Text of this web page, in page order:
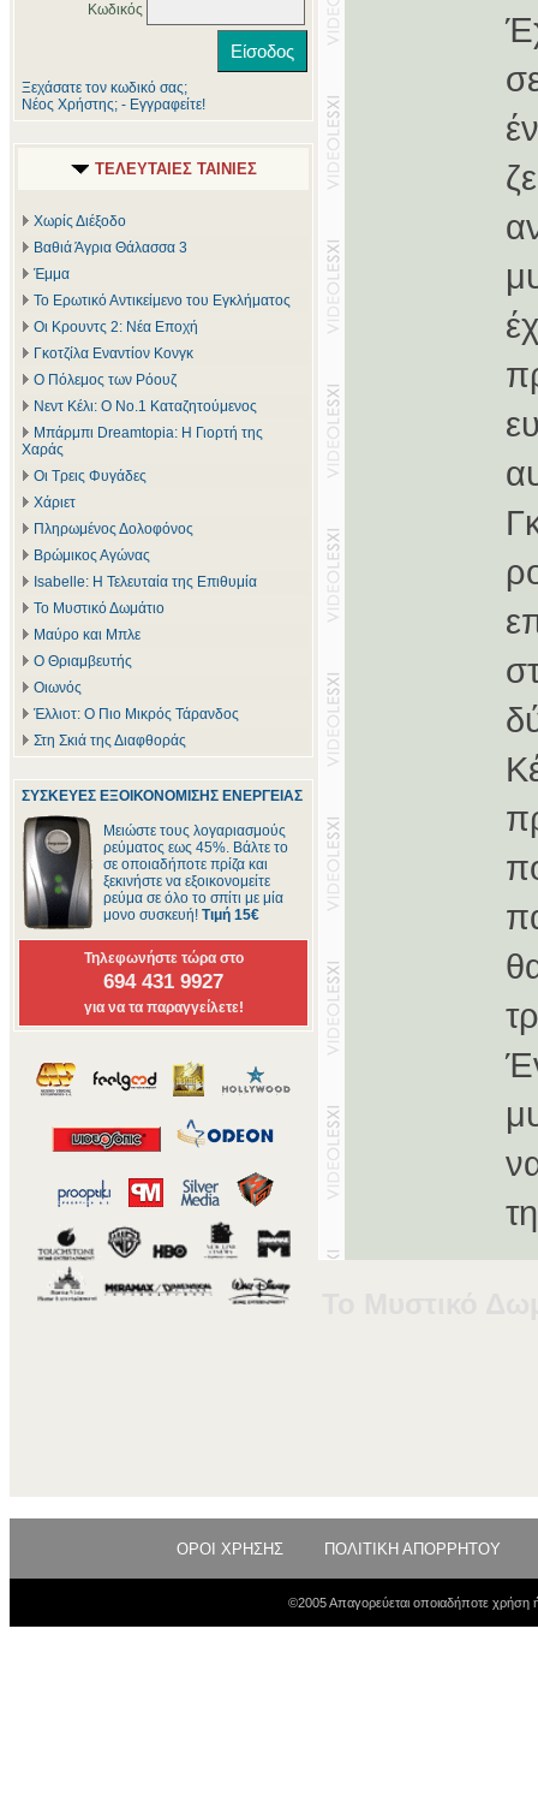
Κωδικός
Ξεχάσατε τον κωδικό σας;
Νέος Χρήστης; - Εγγραφείτε!
ΤΕΛΕΥΤΑΙΕΣ ΤΑΙΝΙΕΣ
Χωρίς Διέξοδο
Βαθιά Άγρια Θάλασσα 3
Έμμα
Το Ερωτικό Αντικείμενο του Εγκλήματος
Οι Κρουντς 2: Νέα Εποχή
Γκοτζίλα Εναντίον Κονγκ
Ο Πόλεμος των Ρόουζ
Νεντ Κέλι: Ο Νο.1 Καταζητούμενος
Μπάρμπι Dreamtopia: Η Γιορτή της
Χαράς
Οι Τρεις Φυγάδες
Χάριετ
Πληρωμένος Δολοφόνος
Βρώμικος Αγώνας
Isabelle: Η Τελευταία της Επιθυμία
Το Μυστικό Δωμάτιο
Μαύρο και Μπλε
Ο Θριαμβευτής
Οιωνός
Έλλιοτ: Ο Πιο Μικρός Τάρανδος
Στη Σκιά της Διαφθοράς
ΣΥΣΚΕΥΕΣ ΕΞΟΙΚΟΝΟΜΙΣΗΣ ΕΝΕΡΓΕΙΑΣ
Μειώστε τους λογαριασμούς
ρεύματος εως 45%. Βάλτε το
σε οποιαδήποτε πρίζα και
ξεκινήστε να εξοικονομείτε
ρεύμα σε όλο το σπίτι με μία
μονο συσκευή! Τιμή 15€
Τηλεφωνήστε τώρα στο
694 431 9927
για να τα παραγγείλετε!
ΟΡΟΙ ΧΡΗΣΗΣ ΠΟΛΙΤΙΚΗ ΑΠΟΡΡΗΤΟΥ
©2005 Απαγορεύεται οποιαδήποτε χρήση